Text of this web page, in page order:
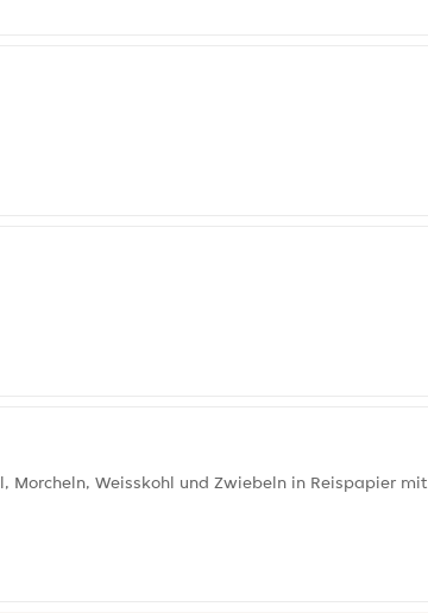
Morcheln, Weisskohl und Zwiebeln in Reispapier mit